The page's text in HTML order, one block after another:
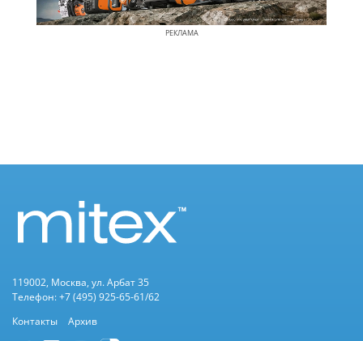
РЕКЛАМА
119002, Москва, ул. Арбат 35
Телефон: +7 (495) 925-65-61/62
Контакты
Архив